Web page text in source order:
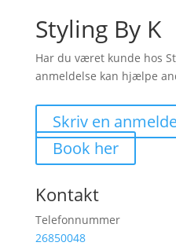
Styling By K
Har du været kunde hos
anmeldelse kan hjælpe
Skriv en
Book her
Kontakt
Telefonnummer
26850048